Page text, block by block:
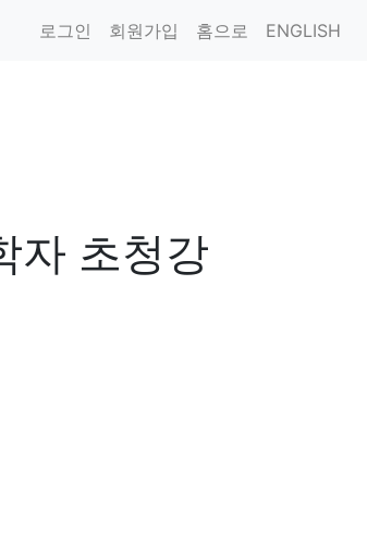
로그인 회원가입 홈으로 ENGLISH
자 초청강